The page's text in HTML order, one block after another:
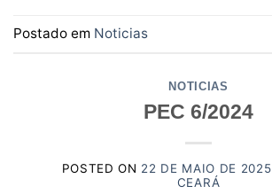
Postado em Noticias
NOTICIAS
PEC 6/2024
POSTED ON 22 DE MAIO DE 2025
CEARÁ